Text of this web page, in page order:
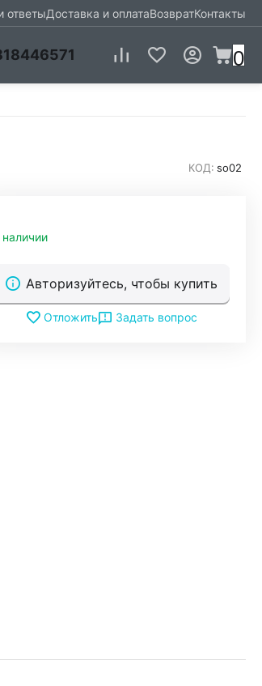
ответыДоставка и оплатаВозвратКонтакты
0
КОД: so02
наличии
Авторизуйтесь, чтобы купить
Отложить Задать вопрос